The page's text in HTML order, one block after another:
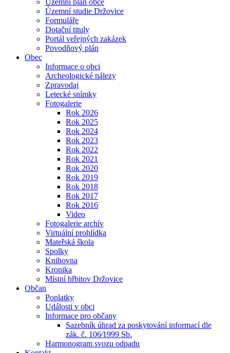
Územní plán obce
Územní studie Držovice
Formuláře
Dotační tituly
Portál veřejných zakázek
Povodňový plán
Obec
Informace o obci
Archeologické nálezy
Zpravodaj
Letecké snímky
Fotogalerie
Rok 2026
Rok 2025
Rok 2024
Rok 2023
Rok 2022
Rok 2021
Rok 2020
Rok 2019
Rok 2018
Rok 2017
Rok 2016
Video
Fotogalerie archív
Virtuální prohlídka
Mateřská škola
Spolky
Knihovna
Kronika
Místní hřbitov Držovice
Občan
Poplatky
Události v obci
Informace pro občany
Sazebník úhrad za poskytování informací dle
zák. č. 106⁄1999 Sb.
Harmonogram svozu odpadu